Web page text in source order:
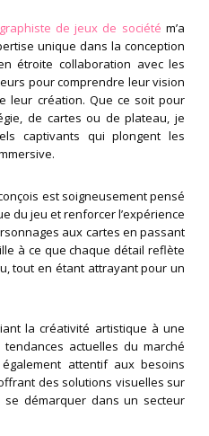
graphiste de jeux de société m’a
unique dans la conception
étroite collaboration avec les
pour comprendre leur vision
leur création. Que ce soit pour
de cartes ou de plateau, je
captivants qui plongent les
est soigneusement pensé
du jeu et renforcer l’expérience
aux cartes en passant
à ce que chaque détail reflète
tout en étant attrayant pour un
la créativité artistique à une
actuelles du marché
attentif aux besoins
des solutions visuelles sur
démarquer dans un secteur